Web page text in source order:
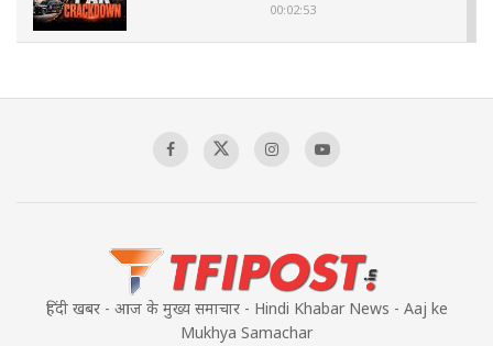
00:02:53
Sagar
हिंदी खबर - आज के मुख्य समाचार - Hindi Khabar News - Aaj ke
Mukhya Samachar